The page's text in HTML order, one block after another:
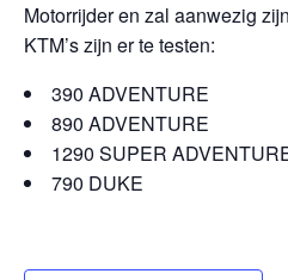
Motorrijder en zal aanwezig
KTM’s zijn er te testen:
390 ADVENTURE
890 ADVENTURE
1290 SUPER
790 DUKE